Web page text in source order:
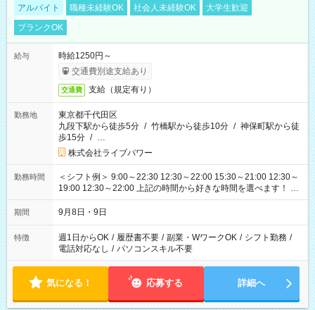
アルバイト 職種未経験OK 社会人未経験OK
大学生歓迎
ブランクOK
給与
時給1250円～
交通費別途支給あり
交通費 支給（規定有り）
勤務地
東京都千代田区
九段下駅から徒歩5分 / 竹橋駅から徒歩10分 / 神保町駅から徒
歩15分 / …
株式会社ライブパワー
勤務時間
＜シフト例＞ 9:00～22:30 12:30～22:00 15:30～21:00 12:30～
19:00 12:30～22:00 上記の時間から好きな時間を選べます！ ※
時間は変更となる可能性があります
期間 9月8日・9日
特徴 週1日からOK / 履歴書不要 / 副業・WワークOK / シフト勤務 /
電話対応なし / パソコンスキル不要
気になる！ 応募する 詳細へ